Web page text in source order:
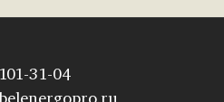
31-04